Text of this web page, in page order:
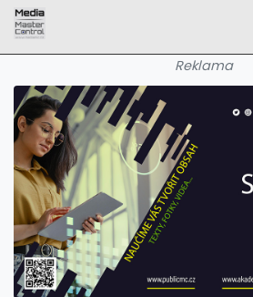
Reklama